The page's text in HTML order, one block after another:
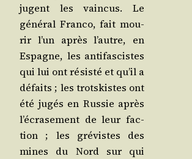
jugent les vain­cus. Le
géné­ral Fran­co, fait mou­
rir l’un après l’autre, en
Espagne, les anti­fas­cistes
qui lui ont résis­té et qu’il a
défaits ; les trots­kistes ont
été jugés en Rus­sie après
l’é­cra­se­ment de leur fac­
tion ; les gré­vistes des
mines du Nord sur qui